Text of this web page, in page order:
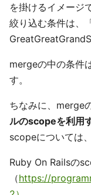
を掛けるイメージ
絞り込む条件は、
mergeの中の条件
す。
ちなみに、merge
ルのscopeを利用
scopeについては、
Ruby On Railsの
（https://